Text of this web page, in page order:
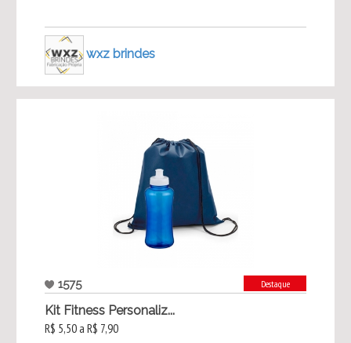
wxz brindes
1575 Destaque
Kit Fitness Personaliz...
R$ 5,50 a R$ 7,90